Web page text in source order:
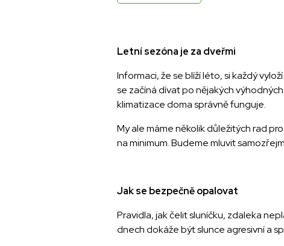
Letní sezóna je za dveřmi
Informaci, že se blíží léto, si každý
se začíná dívat po nějakých
klimatizace doma správně funguje.
My ale máme několik důležitých rad
na minimum. Budeme mluvit
Jak se bezpečně opalovat
Pravidla, jak čelit sluníčku, zdaleka
dnech dokáže být slunce agresivní a